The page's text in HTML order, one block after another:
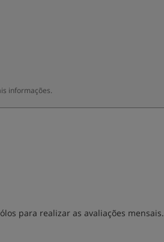
informações.
para realizar as avaliações mensais.